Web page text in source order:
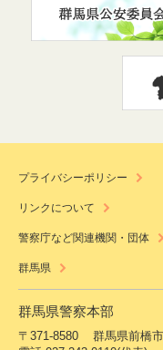
プライバシーポリシー
リンクについて
警察庁など関連機関・団体
群馬県
群馬県警察本部
〒371-8580
群馬県前橋